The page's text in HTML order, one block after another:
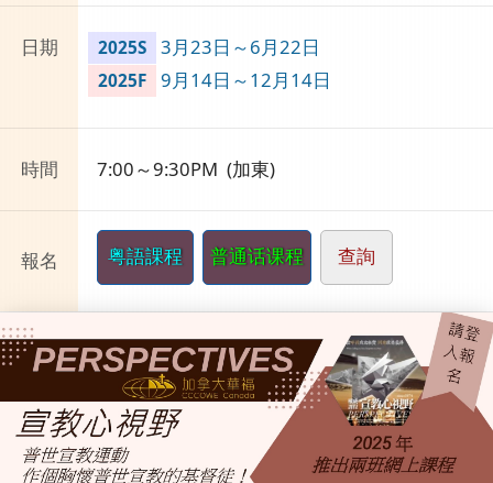
日期 2025S 3月23日～6月22日
2025F 9月14日～12月14日
時間 7:00～9:30PM (加東)
報名 粤語課程 普通话课程 查詢